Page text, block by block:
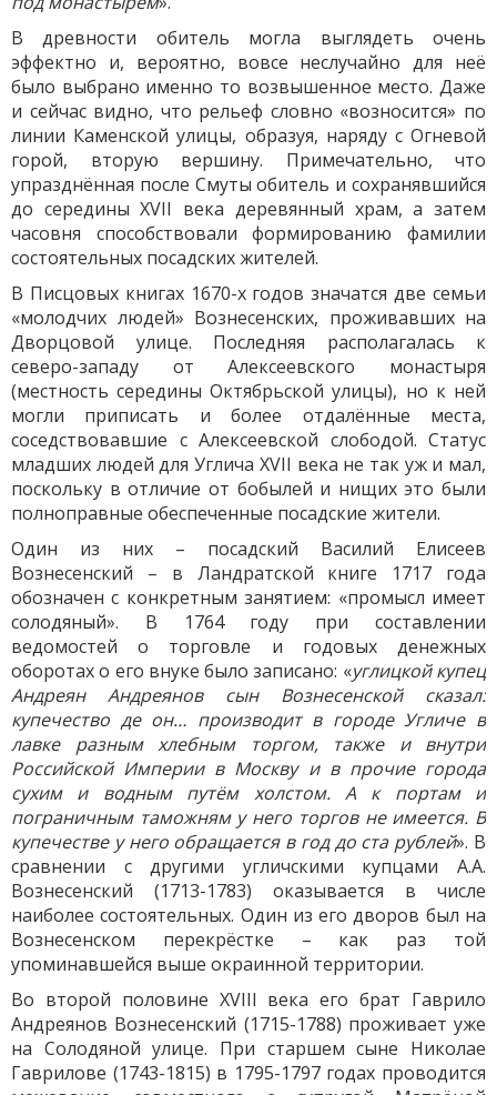
В древности обитель могла выглядеть очень
эффектно и, вероятно, вовсе неслучайно для неё
было выбрано именно то возвышенное место. Даже
и сейчас видно, что рельеф словно «возносится» по
линии Каменской улицы, образуя, наряду с Огневой
горой, вторую вершину. Примечательно, что
упразднённая после Смуты обитель и сохранявшийся
до середины XVII века деревянный храм, а затем
часовня способствовали формированию фамилии
состоятельных посадских жителей.
В Писцовых книгах 1670-х годов значатся две семьи
«молодчих людей» Вознесенских, проживавших на
Дворцовой улице. Последняя располагалась к
северо-западу от Алексеевского монастыря
(местность середины Октябрьской улицы), но к ней
могли приписать и более отдалённые места,
соседствовавшие с Алексеевской слободой. Статус
младших людей для Углича XVII века не так уж и мал,
поскольку в отличие от бобылей и нищих это были
полноправные обеспеченные посадские жители.
Один из них – посадский Василий Елисеев
Вознесенский – в Ландратской книге 1717 года
обозначен с конкретным занятием: «промысл имеет
солодяный». В 1764 году при составлении
ведомостей о торговле и годовых денежных
оборотах о его внуке было записано: «углицкой купец
Андреян Андреянов сын Вознесенской сказал:
купечество де он… производит в городе Угличе в
лавке разным хлебным торгом, также и внутри
Российской Империи в Москву и в прочие города
сухим и водным путём холстом. А к портам и
пограничным таможням у него торгов не имеется. В
купечестве у него обращается в год до ста рублей». В
сравнении с другими угличскими купцами А.А.
Вознесенский (1713-1783) оказывается в числе
наиболее состоятельных. Один из его дворов был на
Вознесенском перекрёстке – как раз той
упоминавшейся выше окраинной территории.
Во второй половине XVIII века его брат Гаврило
Андреянов Вознесенский (1715-1788) проживает уже
на Солодяной улице. При старшем сыне Николае
Гаврилове (1743-1815) в 1795-1797 годах проводится